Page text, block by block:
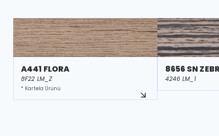
A441 FLORA
8F22 LM_Z
* Kartela Ürünü
8656 SN
4246 LM_1